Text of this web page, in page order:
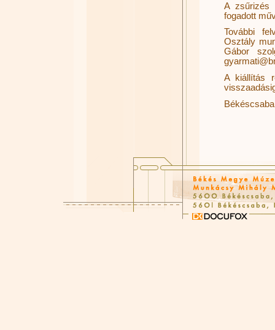
A zsűrizés
fogadott
További
Osztály
Gábor
A kiállítás